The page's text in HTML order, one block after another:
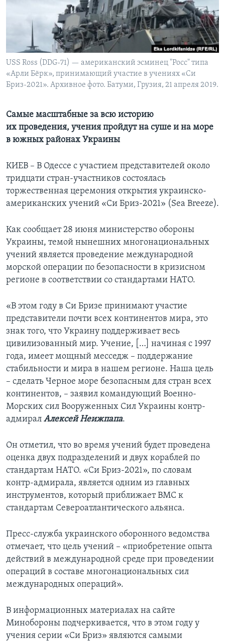
Learning English
СОЦИАЛЬНЫЕ СЕТИ
USS Ross (DDG-71) — американский эсминец "Росс" типа
«Арли Бёрк», принимающий участие в учениях «Си
Бриз-2021». Архивное фото. Батуми, Грузия, 21 апреля 2019.
Самые масштабные за всю историю
их проведения, учения пройдут на суше и на море
в южных районах Украины
КИЕВ – В Одессе с участием представителей около
тридцати стран-участников состоялась
торжественная церемония открытия украинско-
американских учений «Си Бриз-2021» (Sea Breeze).
Как сообщает 28 июня министерство обороны
Украины, темой нынешних многонациональных
учений является проведение международной
морской операции по безопасности в кризисном
регионе в соответствии со стандартами НАТО.
«В этом году в Си Бризе принимают участие
представители почти всех континентов мира, это
знак того, что Украину поддерживает весь
цивилизованный мир. Учение, […] начиная с 1997
года, имеет мощный месседж – поддержание
стабильности и мира в нашем регионе. Наша цель
– сделать Черное море безопасным для стран всех
континентов, – заявил командующий Военно-
Морских сил Вооруженных Сил Украины контр-
адмирал Алексей Неижпапа.
Он отметил, что во время учений будет проведена
оценка двух подразделений и двух кораблей по
стандартам НАТО. «Си Бриз-2021», по словам
контр-адмирала, является одним из главных
инструментов, который приближает ВМС к
стандартам Североатлантического альянса.
Пресс-служба украинского оборонного ведомства
отмечает, что цель учений – «приобретение опыта
действий в международной среде при проведении
операций в составе многонациональных сил
международных операций».
В информационных материалах на сайте
Минобороны подчеркивается, что в этом году у
учения серии «Си Бриз» являются самыми